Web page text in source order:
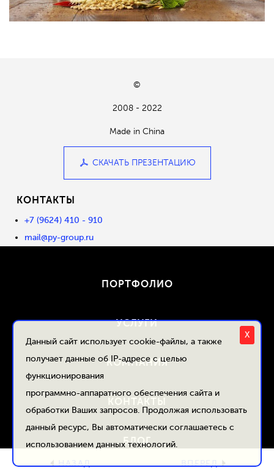
X
Данный сайт использует cookie-файлы, а также
получает данные об IP-адресе с целью
функционирования
программно-аппаратного обеспечения сайта и
обработки Ваших запросов. Продолжая использовать
данный ресурс, Вы автоматически соглашаетесь с
использованием данных технологий.
НАЗАД ВПЕРЕД
©
2008 - 2022
Made in China
СКАЧАТЬ ПРЕЗЕНТАЦИЮ
КОНТАКТЫ
+7 (9624) 410 - 910
mail@py-group.ru
ПОРТФОЛИО
УСЛУГИ
КОМПАНИЯ
КОНТАКТЫ
БЛОГ